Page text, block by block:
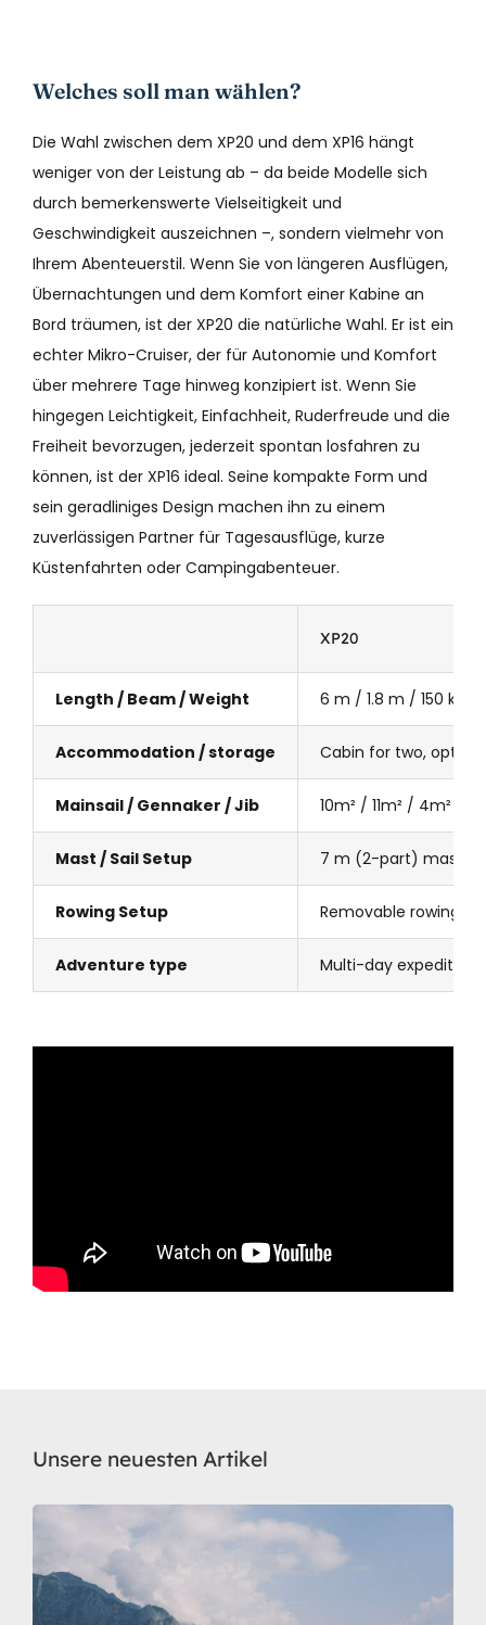
Welches soll man wählen?
Die Wahl zwischen dem XP20 und dem XP16 hängt
weniger von der Leistung ab – da beide Modelle sich
durch bemerkenswerte Vielseitigkeit und
Geschwindigkeit auszeichnen –, sondern vielmehr von
Ihrem Abenteuerstil. Wenn Sie von längeren Ausflügen,
Übernachtungen und dem Komfort einer Kabine an
Bord träumen, ist der XP20 die natürliche Wahl. Er ist ein
echter Mikro-Cruiser, der für Autonomie und Komfort
über mehrere Tage hinweg konzipiert ist. Wenn Sie
hingegen Leichtigkeit, Einfachheit, Ruderfreude und die
Freiheit bevorzugen, jederzeit spontan losfahren zu
können, ist der XP16 ideal. Seine kompakte Form und
sein geradliniges Design machen ihn zu einem
zuverlässigen Partner für Tagesausflüge, kurze
Küstenfahrten oder Campingabenteuer.
XP20
Length / Beam / Weight 6 m / 1.8 m / 150 kg
Accommodation / storage Cabin for two,
Mainsail / Gennaker / Jib 10m² / 11m² / 4m²
Mast / Sail Setup 7 m (2-part) mast,
Rowing Setup Removable rowing
Adventure type Multi-day expeditions
Unsere neuesten Artikel